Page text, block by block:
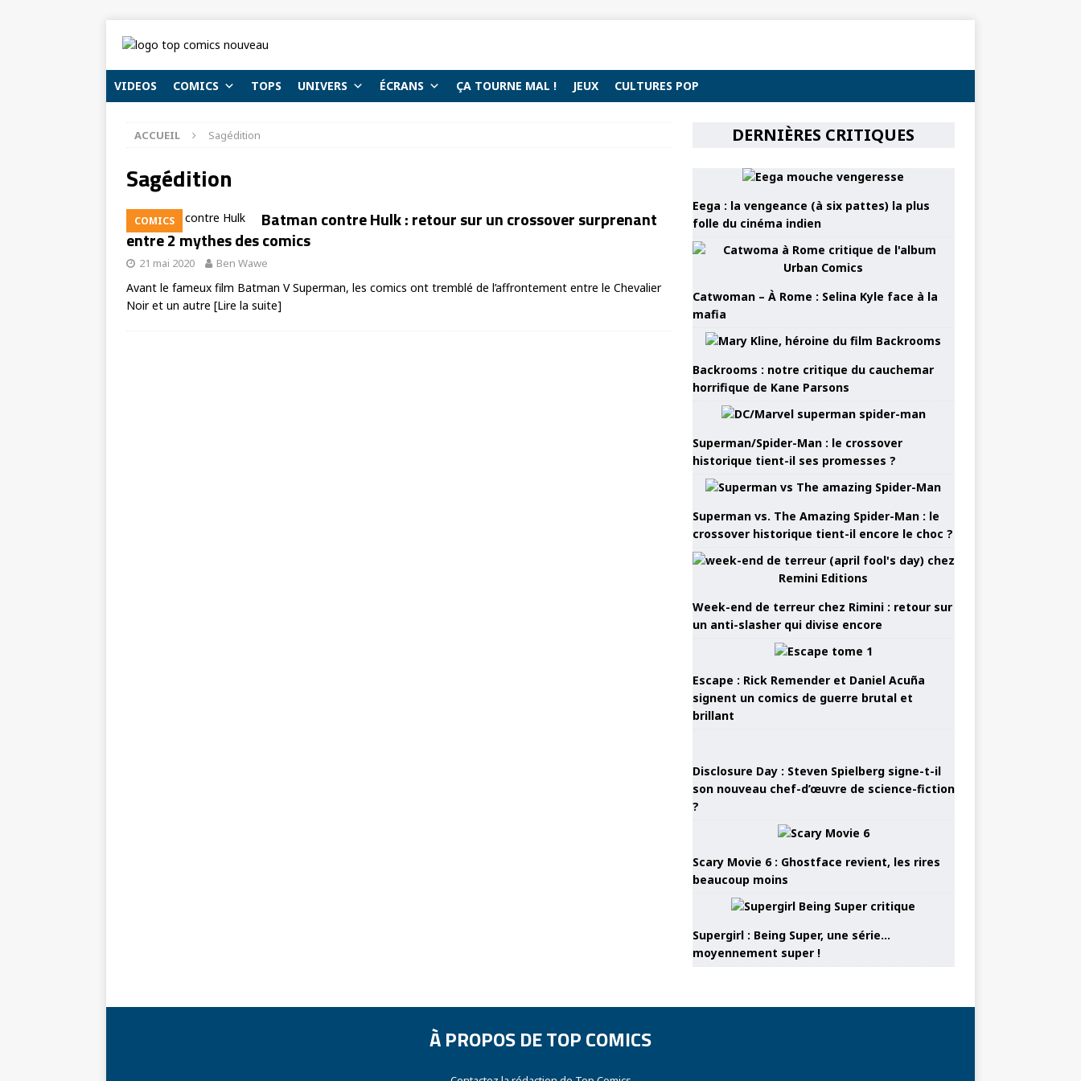
VIDEOS COMICS TOPS UNIVERS ÉCRANS ÇA TOURNE MAL ! JEUX CULTURES POP
ACCUEIL Sagédition
Sagédition
COMICS
Batman contre Hulk : retour sur un crossover surprenant
entre 2 mythes des comics
21 mai 2020 Ben Wawe
Avant le fameux film Batman V Superman, les comics ont tremblé de l’affrontement entre le Chevalier
Noir et un autre [Lire la suite]
DERNIÈRES CRITIQUES
Eega : la vengeance (à six pattes) la plus
folle du cinéma indien
Catwoman – À Rome : Selina Kyle face à la
mafia
Backrooms : notre critique du cauchemar
horrifique de Kane Parsons
Superman/Spider-Man : le crossover
historique tient-il ses promesses ?
Superman vs. The Amazing Spider-Man : le
crossover historique tient-il encore le choc ?
Week-end de terreur chez Rimini : retour sur
un anti-slasher qui divise encore
Escape : Rick Remender et Daniel Acuña
signent un comics de guerre brutal et
brillant
Disclosure Day : Steven Spielberg signe-t-il
son nouveau chef-d’œuvre de science-fiction
?
Scary Movie 6 : Ghostface revient, les rires
beaucoup moins
Supergirl : Being Super, une série…
moyennement super !
À PROPOS DE TOP COMICS